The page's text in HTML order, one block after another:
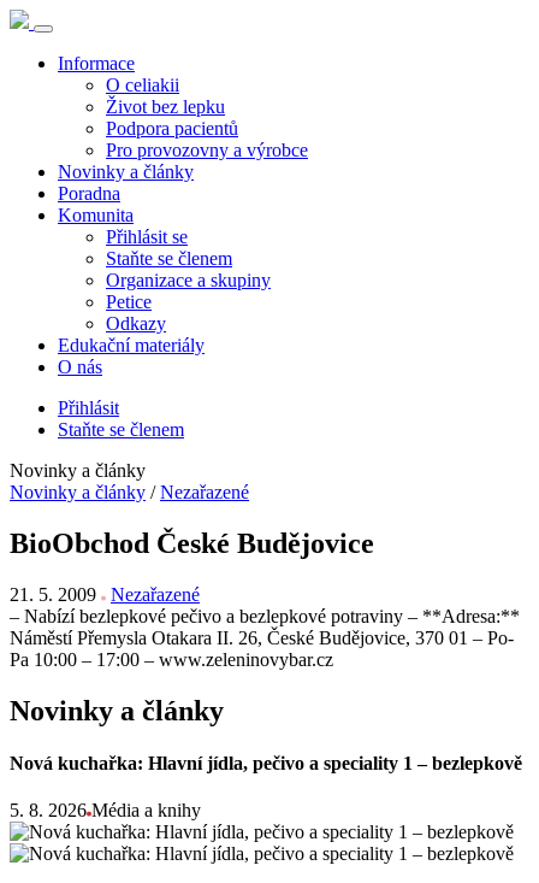
Informace
O celiakii
Život bez lepku
Podpora pacientů
Pro provozovny a výrobce
Novinky a články
Poradna
Komunita
Přihlásit se
Staňte se členem
Organizace a skupiny
Petice
Odkazy
Edukační materiály
O nás
Přihlásit
Staňte se členem
Novinky a články
Novinky a články / Nezařazené
BioObchod České Budějovice
21. 5. 2009
Nezařazené
– Nabízí bezlepkové pečivo a bezlepkové potraviny – **Adresa:**
Náměstí Přemysla Otakara II. 26, České Budějovice, 370 01 – Po-
Pa 10:00 – 17:00 – www.zeleninovybar.cz
Novinky a články
Nová kuchařka: Hlavní jídla, pečivo a speciality 1 – bezlepkově
5. 8. 2026 Média a knihy